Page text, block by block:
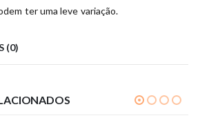
ter uma leve variação.
(0)